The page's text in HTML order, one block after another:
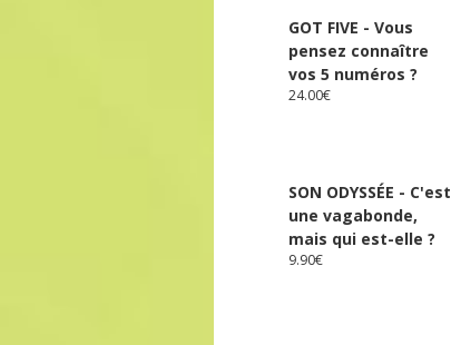
GOT FIVE - Vous
pensez connaître
vos 5 numéros ?
24.00€
SON ODYSSÉE - C'est
une vagabonde,
mais qui est-elle ?
9.90€